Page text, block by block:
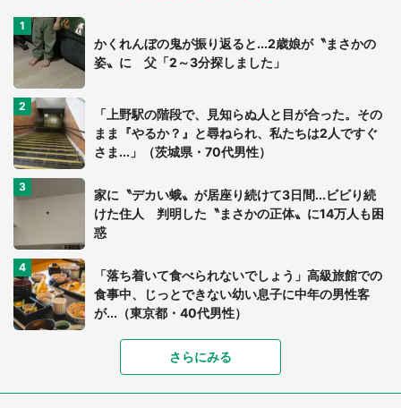
かくれんぼの鬼が振り返ると...2歳娘が〝まさかの
姿〟に 父「2～3分探しました」
「上野駅の階段で、見知らぬ人と目が合った。その
まま『やるか？』と尋ねられ、私たちは2人ですぐ
さま...」（茨城県・70代男性）
家に〝デカい蛾〟が居座り続けて3日間...ビビり続
けた住人 判明した〝まさかの正体〟に14万人も困
惑
「落ち着いて食べられないでしょう」高級旅館での
食事中、じっとできない幼い息子に中年の男性客
が...（東京都・40代男性）
「富豪すぎ」1歳息子の〝店頭駄々こね〟の内容に1.
7万人驚がく 「お菓子売り場ならまだしも...」「ハ
ードル高い」
さらにみる